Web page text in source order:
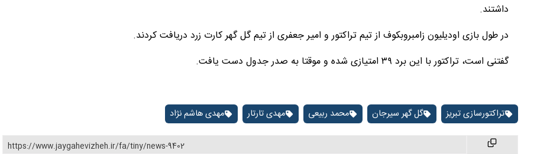
داشتند.
در طول بازی اودیلیون زامبروبکوف از تیم تراکتور و امیر جعفری از تیم گل گهر کارت زرد دریافت کردند.
گفتنی است، تراکتور با این برد ۳۹ امتیازی شده و موقتا به صدر جدول دست یافت.
تراکتورسازی تبریز گل گهر سیرجان محمد ربیعی مهدی تارتار مهدی هاشم نژاد
https://www.jaygahevizheh.ir/fa/tiny/news-9402